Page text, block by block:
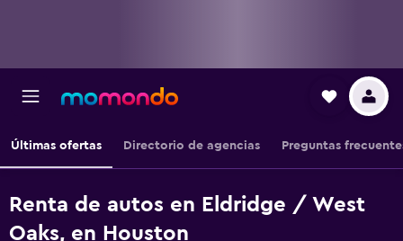
Últimas ofertas Directorio de agencias Preguntas
Renta de autos en Eldridge / West
Oaks, en Houston